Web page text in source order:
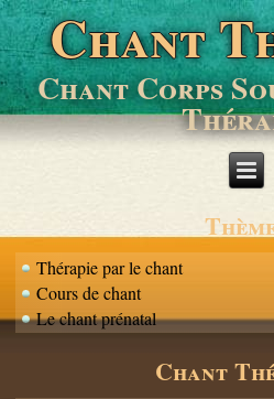
Chant
Chant Corps
Thérapie par le chant
Cours de chant
Le chant prénatal
Chant